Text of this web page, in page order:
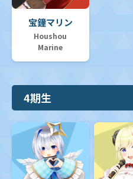
宝鐘マリン
Houshou
Marine
4期生